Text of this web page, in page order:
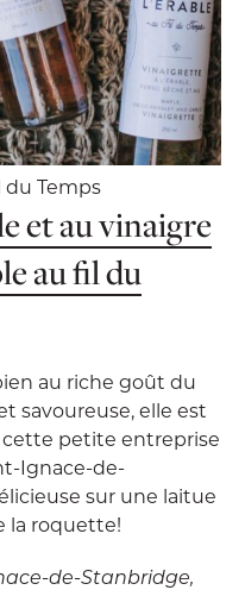
du Temps
et au vinaigre
au fil du
au riche goût du
savoureuse, elle est
petite entreprise
Ignace-de-
sur une laitue
la roquette!
de-Stanbridge,